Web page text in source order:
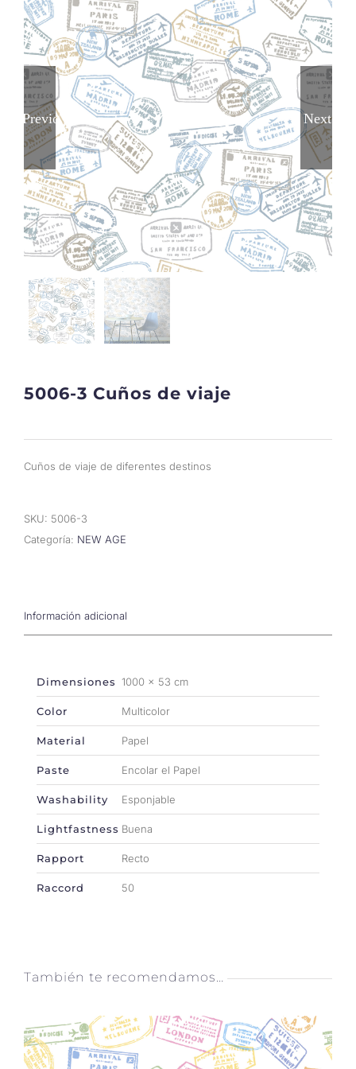
Previous Next
5006-3 Cuños de viaje
Cuños de viaje de diferentes destinos
SKU: 5006-3
Categoría: NEW AGE
Información adicional
Dimensiones 1000 × 53 cm
Color Multicolor
Material Papel
Paste Encolar el Papel
Washability Esponjable
Lightfastness Buena
Rapport Recto
Raccord 50
También te recomendamos…